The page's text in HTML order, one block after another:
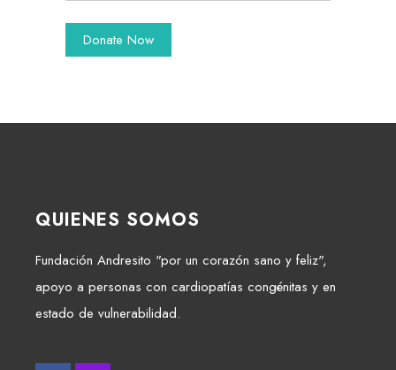
QUIENES SOMOS
Fundación Andresito "por un corazón sano y feliz",
apoyo a personas con cardiopatías congénitas y en
estado de vulnerabilidad.